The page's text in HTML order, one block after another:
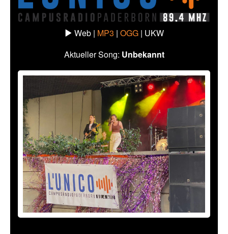
Web | MP3 | OGG | UKW
Aktueller Song: Unbekannt